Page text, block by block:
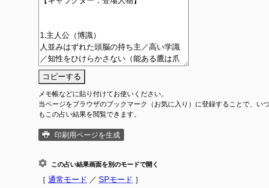
コピーする
メモ帳などに貼り付けてお使いください。
当ページをブラウザのブックマーク（お気に入り）に登録することで、い
もこの占い結果を閲覧できます。
印刷用ページを生成
この占い結果画面を別のモードで開く
［ 通常モード ／ SPモード ］